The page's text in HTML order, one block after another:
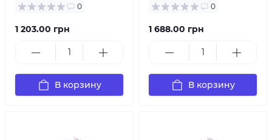
0
1 203.00 грн
В корзину
0
1 688.00 грн
В корзину